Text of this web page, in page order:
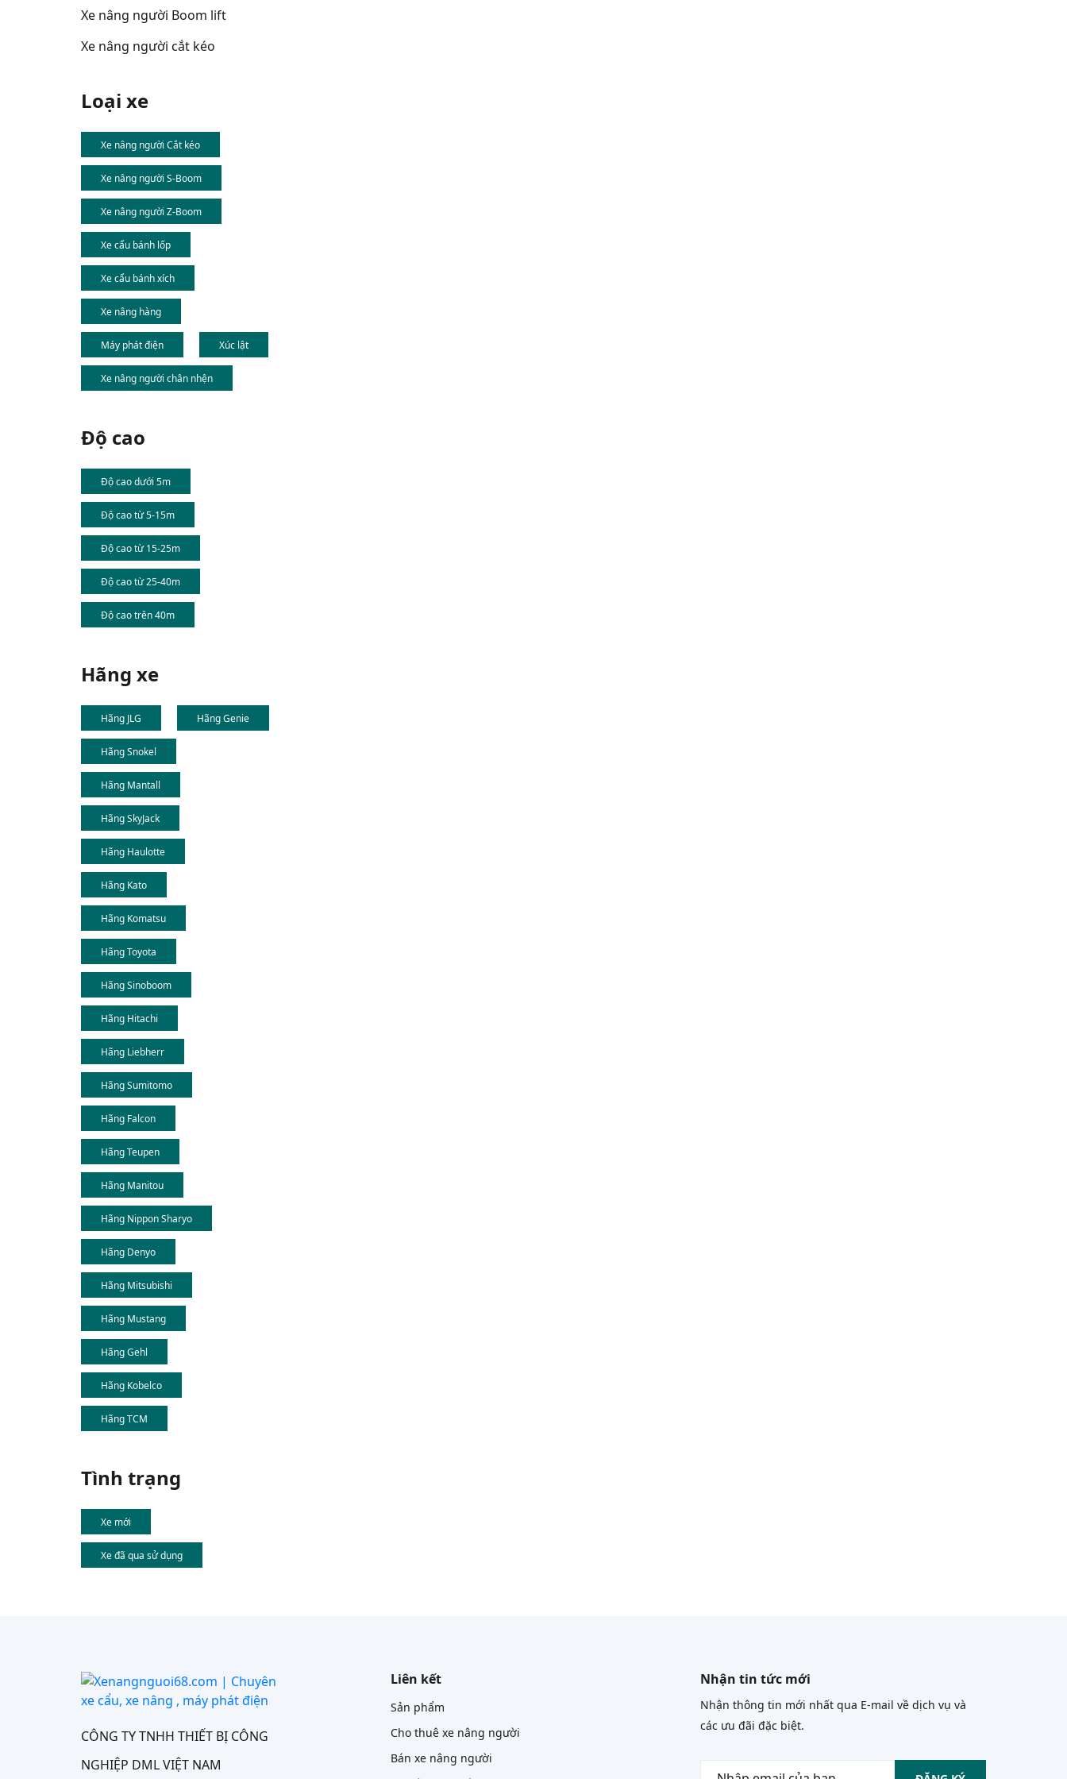
Xe nâng người Boom lift
Xe nâng người cắt kéo
Loại xe
Xe nâng người Cắt kéo
Xe nâng người S-Boom
Xe nâng người Z-Boom
Xe cẩu bánh lốp
Xe cẩu bánh xích
Xe nâng hàng
Máy phát điện Xúc lật
Xe nâng người chân nhện
Độ cao
Độ cao dưới 5m
Độ cao từ 5-15m
Độ cao từ 15-25m
Độ cao từ 25-40m
Độ cao trên 40m
Hãng xe
Hãng JLG Hãng Genie
Hãng Snokel
Hãng Mantall
Hãng SkyJack
Hãng Haulotte
Hãng Kato
Hãng Komatsu
Hãng Toyota
Hãng Sinoboom
Hãng Hitachi
Hãng Liebherr
Hãng Sumitomo
Hãng Falcon
Hãng Teupen
Hãng Manitou
Hãng Nippon Sharyo
Hãng Denyo
Hãng Mitsubishi
Hãng Mustang
Hãng Gehl
Hãng Kobelco
Hãng TCM
Tình trạng
Xe mới
Xe đã qua sử dụng
CÔNG TY TNHH THIẾT BỊ CÔNG
NGHIỆP DML VIỆT NAM
Liên kết
Sản phẩm
Cho thuê xe nâng người
Bán xe nâng người
Nhận tin tức mới
Nhận thông tin mới nhất qua E-mail về dịch vụ và
các ưu đãi đặc biệt.